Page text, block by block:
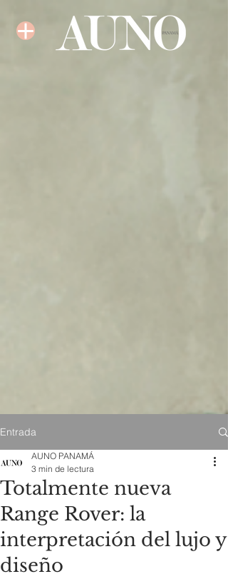
Entrada
Totalmente nueva
Range Rover: la
interpretación del lujo y
diseño
AUNO PANAMÁ
3 min de lectura